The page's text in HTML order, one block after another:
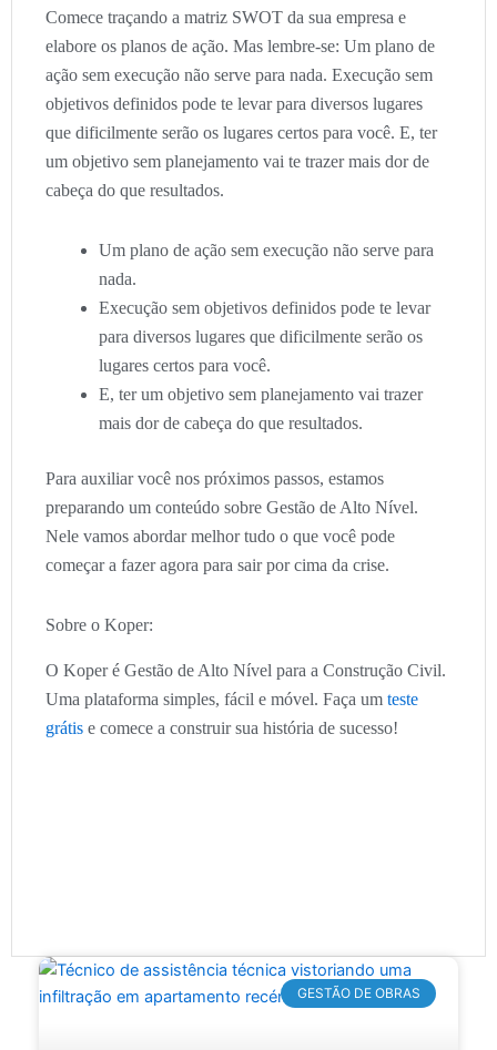
Comece traçando a matriz SWOT da sua empresa e
elabore os planos de ação. Mas lembre-se: Um plano de
ação sem execução não serve para nada. Execução sem
objetivos definidos pode te levar para diversos lugares
que dificilmente serão os lugares certos para você. E, ter
um objetivo sem planejamento vai te trazer mais dor de
cabeça do que resultados.
Um plano de ação sem execução não serve para
nada.
Execução sem objetivos definidos pode te levar
para diversos lugares que dificilmente serão os
lugares certos para você.
E, ter um objetivo sem planejamento vai trazer
mais dor de cabeça do que resultados.
Para auxiliar você nos próximos passos, estamos
preparando um conteúdo sobre Gestão de Alto Nível.
Nele vamos abordar melhor tudo o que você pode
começar a fazer agora para sair por cima da crise.
Sobre o Koper:
O Koper é Gestão de Alto Nível para a Construção Civil.
Uma plataforma simples, fácil e móvel. Faça um teste
grátis e comece a construir sua história de sucesso!
GESTÃO DE OBRAS